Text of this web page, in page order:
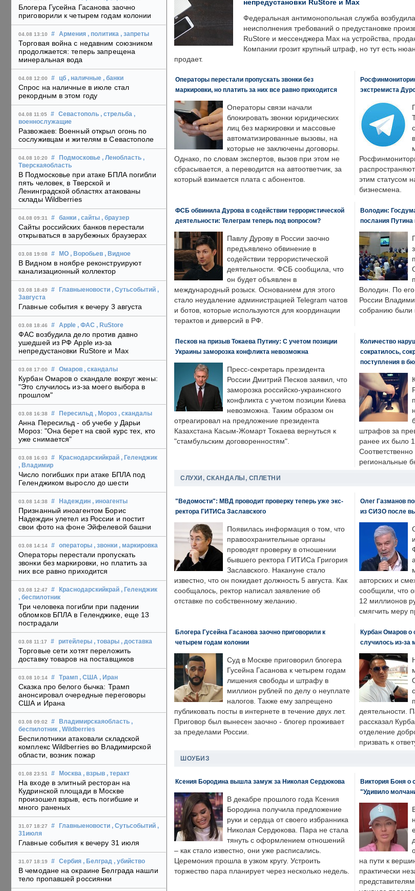
Блогера Гусейна Гасанова заочно
приговорили к четырем годам колонии
04.08 13:10 # Армения , политика , запреты
Торговая война с недавним союзником
продолжается: теперь запрещена
минеральная вода
04.08 12:00 # цб , наличные , банки
Спрос на наличные в июле стал
рекордным в этом году
04.08 11:05 # Севастополь , стрельба ,
военнослужащие
Развожаев: Военный открыл огонь по
сослуживцам и жителям в Севастополе
04.08 10:20 # Подмосковье , Ленобласть ,
Тверскаяобласть
В Подмосковье при атаке БПЛА погибли
пять человек, в Тверской и
Ленинградской областях атакованы
склады Wildberries
04.08 09:31 # банки , сайты , браузер
Сайты российских банков перестали
открываться в зарубежных браузерах
03.08 19:08 # МО , Воробьев , Видное
В Видном в ноябре реконструируют
канализационный коллектор
03.08 18:49 # Главныеновости , Сутьсобытий ,
3августа
Главные события к вечеру 3 августа
03.08 18:46 # Apple , ФАС , RuStore
ФАС возбудила дело против давно
ушедшей из РФ Apple из-за
непредустановки RuStore и Max
03.08 17:00 # Омаров , скандалы
Курбан Омаров о скандале вокруг жены:
"Это случилось из-за моего выбора в
прошлом"
03.08 16:38 # Пересильд , Мороз , скандалы
Анна Пересильд - об учебе у Дарьи
Мороз: "Она берет на свой курс тех, кто
уже снимается"
03.08 16:03 # Краснодарскийкрай , Геленджик
, Владимир
Число погибших при атаке БПЛА под
Геленджиком выросло до шести
03.08 14:38 # Надеждин , иноагенты
Признанный иноагентом Борис
Надеждин улетел из России и постит
свои фото на фоне Эйфелевой башни
03.08 14:14 # операторы , звонки , маркировка
Операторы перестали пропускать
звонки без маркировки, но платить за
них все равно приходится
03.08 12:47 # Краснодарскийкрай , Геленджик
, беспилотник
Три человека погибли при падении
обломков БПЛА в Геленджике, еще 13
пострадали
03.08 11:17 # ритейлеры , товары , доставка
Торговые сети хотят переложить
доставку товаров на поставщиков
03.08 10:14 # Трамп , США , Иран
Сказка про белого бычка: Трамп
анонсировал очередные переговоры
США и Ирана
03.08 09:02 # Владимирскаяобласть ,
беспилотник , Wildberries
Беспилотники атаковали складской
комплекс Wildberries во Владимирской
области, возник пожар
01.08 23:51 # Москва , взрыв , теракт
На входе в элитный ресторан на
Кудринской площади в Москве
произошел взрыв, есть погибшие и
много раненых
31.07 18:27 # Главныеновости , Сутьсобытий ,
31июля
Главные события к вечеру 31 июля
31.07 18:19 # Сербия , Белград , убийство
В чемодане на окраине Белграда нашли
тело пропавшей россиянки
непредустановки RuStore и Max
Федеральная антимонопольная служба
неисполнения требований о предустановке
RuStore и мессенджера Max на устройства,
Компании грозит крупный штраф, но тут есть
продает.
Операторы перестали пропускать звонки без
маркировки, но платить за них все равно приходится
Операторы связи начали
блокировать звонки юридических
лиц без маркировки и массовые
автоматизированные вызовы, на
которые не заключены договоры.
Однако, по словам экспертов, вызов при этом не
сбрасывается, а переводится на автоответчик, за
который взимается плата с абонентов.
экстремиста
этим статусом
бизнесмена.
ФСБ обвинила Дурова в содействии террористической
деятельности: Телеграм теперь под вопросом?
Павлу Дурову в России заочно
предъявлено обвинение в
содействии террористической
деятельности. ФСБ сообщила, что
он будет объявлен в
международный розыск. Основанием для этого
стало неудаление администрацией Telegram чатов
и ботов, которые используются для координации
терактов и диверсий в РФ.
Володин:
послания
Володин. По
России
собранию были
Песков на призыв Токаева Путину: С учетом позиции
Украины заморозка конфликта невозможна
Пресс-секретарь президента
России Дмитрий Песков заявил, что
заморозка российско-украинского
конфликта с учетом позиции Киева
невозможна. Таким образом он
отреагировал на предложение президента
Казахстана Касым-Жомарт Токаева вернуться к
"стамбульским договоренностям".
Количество
сократилось,
поступления в
штрафов за
ранее их было
региональные
СЛУХИ, СКАНДАЛЫ, СПЛЕТНИ
"Ведомости": МВД проводит проверку теперь уже экс-
ректора ГИТИСа Заславского
Появилась информация о том, что
правоохранительные органы
проводят проверку в отношении
бывшего ректора ГИТИСа Григория
Заславского. Накануне стало
известно, что он покидает должность 5 августа. Как
сообщалось, ректор написал заявление об
отставке по собственному желанию.
Олег Газманов
из СИЗО после
авторских и
сообщили, что
12 миллионов
смягчить меру
Блогера Гусейна Гасанова заочно приговорили к
четырем годам колонии
Суд в Москве приговорил блогера
Гусейна Гасанова к четырем годам
лишения свободы и штрафу в
миллион рублей по делу о неуплате
налогов. Также ему запрещено
публиковать посты в интернете в течение двух лет.
Приговор был вынесен заочно - блогер проживает
за пределами России.
Курбан Омаров о
случилось из-за
деятельности.
рассказал
отделение
призвать к
ШОУБИЗ
Ксения Бородина вышла замуж за Николая Сердюкова
В декабре прошлого года Ксения
Бородина получила предложение
руки и сердца от своего избранника
Николая Сердюкова. Пара не стала
тянуть с оформлением отношений
– как стало известно, они уже расписались.
Церемония прошла в узком кругу. Устроить
торжество пара планирует через несколько недель.
Виктория Боня о
"Удивило
на пути к
практически